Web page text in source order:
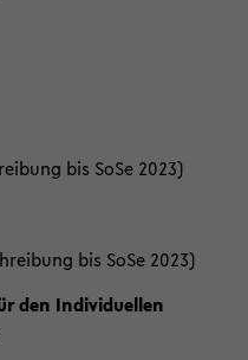
bis SoSe 2023)
bis SoSe 2023)
den Individuellen